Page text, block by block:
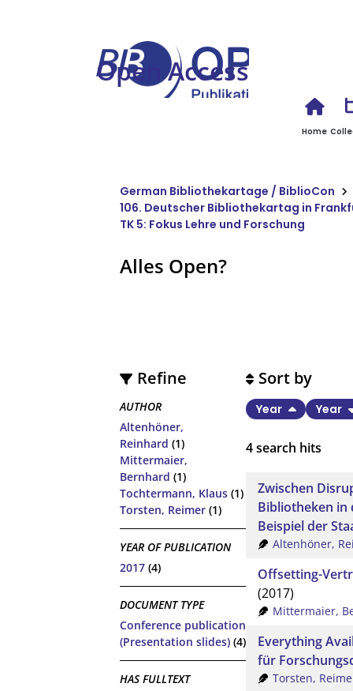
Open Access
Home
German Bibliothekartage / BiblioCon
106. Deutscher Bibliothekartag in
TK 5: Fokus Lehre und Forschung
Alles Open?
Refine
AUTHOR
Altenhöner,
Reinhard (1)
Mittermaier,
Bernhard (1)
Tochtermann, Klaus (1)
Torsten, Reimer (1)
YEAR OF PUBLICATION
2017 (4)
DOCUMENT TYPE
Conference publication
(Presentation slides) (4)
HAS FULLTEXT
4search hits
Sort by
Year Year
Zwischen
Bibliotheken in
Beispiel der
Altenhöner,
Offsetting-
(2017)
Mittermaier,
Everything
für
Torsten,